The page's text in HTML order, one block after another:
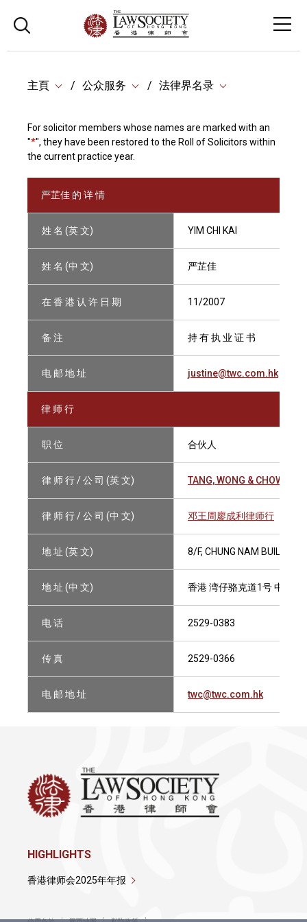
主頁 公众服务 法律界名录
For solicitor members whose names are marked with an
"*", they have been restored to the Roll of Solicitors within
the current practice year.
严芷佳 的 详 情
姓 名 (英 文) YIM CHI KAI
姓 名 (中 文) 严芷佳
在 香 港 认 许 日 期 11/2007
备 注 持 有 执 业 证 书
电 邮 地 址 justine@twc.com.hk
律 师 行
职 位 合伙人
律 师 行 / 公 司 (英 文) TANG, WONG & CHOW
律 师 行 / 公 司 (中 文) 邓王周廖成利律师行
地 址 (英 文) 8/F, CHUNG NAM
地 址 (中 文) 香港 湾仔骆克道1号 中南大
电 话 2529-0383
传 真 2529-0366
电 邮 地 址 twc@twc.com.hk
HIGHLIGHTS
香港律师会2025年年报